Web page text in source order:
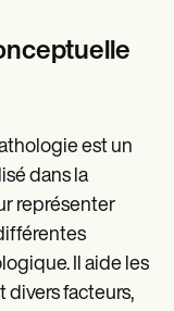
est un
dans la
représenter
Il aide les
divers facteurs,